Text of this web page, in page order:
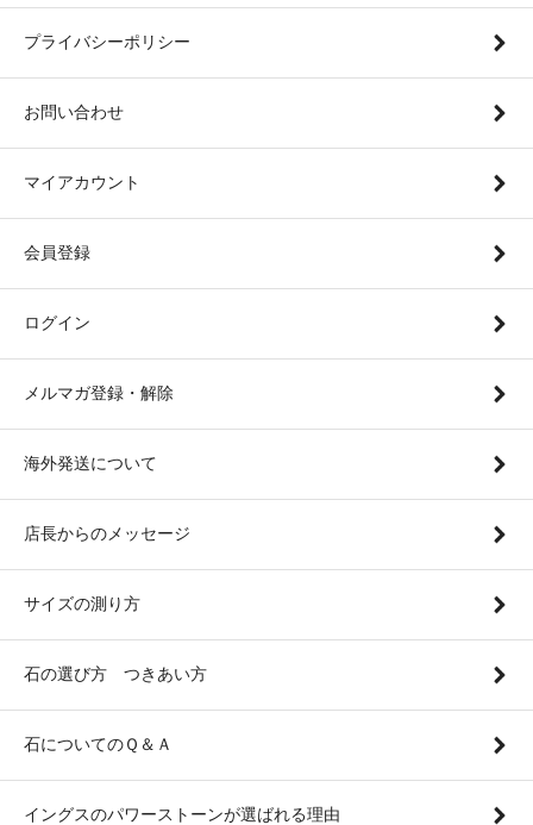
プライバシーポリシー
お問い合わせ
マイアカウント
会員登録
ログイン
メルマガ登録・解除
海外発送について
店長からのメッセージ
サイズの測り方
石の選び方 つきあい方
石についてのＱ＆Ａ
イングスのパワーストーンが選ばれる理由